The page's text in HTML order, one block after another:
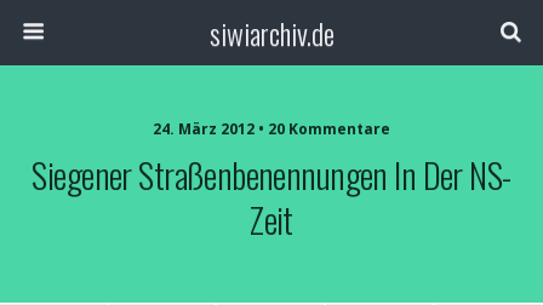
siwiarchiv.de
24. März 2012 • 20 Kommentare
Siegener Straßenbenennungen In Der NS-
Zeit